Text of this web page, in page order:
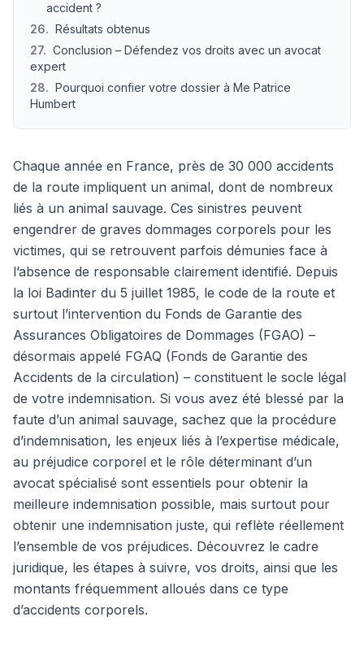
accident ?
26. Résultats obtenus
27. Conclusion – Défendez vos droits avec un avocat
expert
28. Pourquoi confier votre dossier à Me Patrice
Humbert
Chaque année en France, près de 30 000 accidents
de la route impliquent un animal, dont de nombreux
liés à un animal sauvage. Ces sinistres peuvent
engendrer de graves dommages corporels pour les
victimes, qui se retrouvent parfois démunies face à
l’absence de responsable clairement identifié. Depuis
la loi Badinter du 5 juillet 1985, le code de la route et
surtout l’intervention du Fonds de Garantie des
Assurances Obligatoires de Dommages (FGAO) –
désormais appelé FGAQ (Fonds de Garantie des
Accidents de la circulation) – constituent le socle légal
de votre indemnisation. Si vous avez été blessé par la
faute d’un animal sauvage, sachez que la procédure
d’indemnisation, les enjeux liés à l’expertise médicale,
au préjudice corporel et le rôle déterminant d’un
avocat spécialisé sont essentiels pour obtenir la
meilleure indemnisation possible, mais surtout pour
obtenir une indemnisation juste, qui reflète réellement
l’ensemble de vos préjudices. Découvrez le cadre
juridique, les étapes à suivre, vos droits, ainsi que les
montants fréquemment alloués dans ce type
d’accidents corporels.